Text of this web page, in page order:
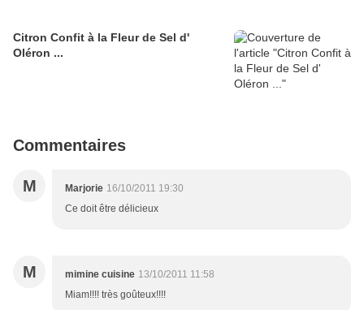
Citron Confit à la Fleur de Sel d'
Oléron ...
Commentaires
M Marjorie 16/10/2011 19:30
Ce doit être délicieux
M mimine cuisine 13/10/2011 11:58
Miam!!!! très goûteux!!!!